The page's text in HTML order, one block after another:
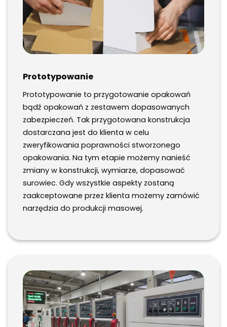
Prototypowanie
Prototypowanie to przygotowanie opakowań
bądź opakowań z zestawem dopasowanych
zabezpieczeń. Tak przygotowana konstrukcja
dostarczana jest do klienta w celu
zweryfikowania poprawności stworzonego
opakowania. Na tym etapie możemy nanieść
zmiany w konstrukcji, wymiarze, dopasować
surowiec. Gdy wszystkie aspekty zostaną
zaakceptowane przez klienta możemy zamówić
narzędzia do produkcji masowej.